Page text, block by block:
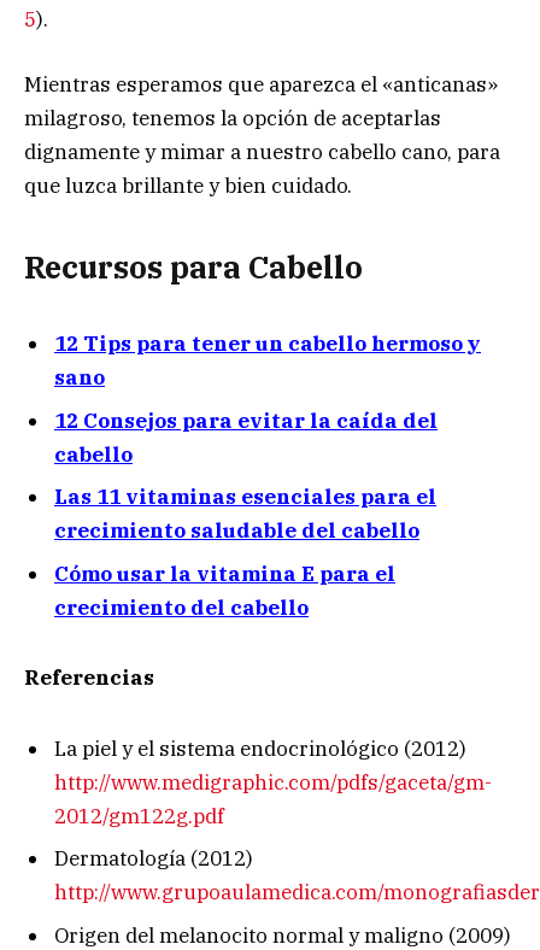
5).
Mientras esperamos que aparezca el «anticanas»
milagroso, tenemos la opción de aceptarlas
dignamente y mimar a nuestro cabello cano, para
que luzca brillante y bien cuidado.
Recursos para Cabello
12 Tips para tener un cabello hermoso y
sano
12 Consejos para evitar la caída del
cabello
Las 11 vitaminas esenciales para el
crecimiento saludable del cabello
Cómo usar la vitamina E para el
crecimiento del cabello
Referencias
La piel y el sistema endocrinológico (2012)
http://www.medigraphic.com/pdfs/gaceta/gm-
2012/gm122g.pdf
Dermatología (2012)
http://www.grupoaulamedica.com/
Origen del melanocito normal y maligno (2009)